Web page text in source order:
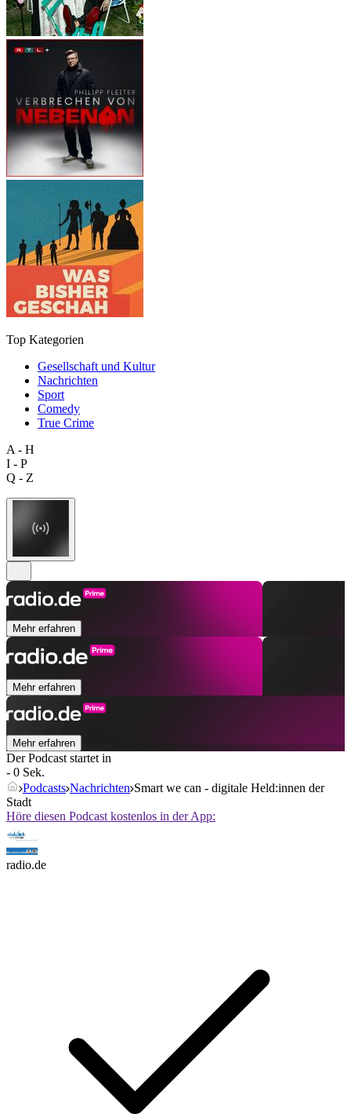
Top Kategorien
Gesellschaft und Kultur
Nachrichten
Sport
Comedy
True Crime
A - H
I - P
Q - Z
Mehr erfahren
Mehr erfahren
Mehr erfahren
Der Podcast startet in
- 0 Sek.
Podcasts Nachrichten Smart we can - digitale Held:innen der
Stadt
Höre diesen Podcast kostenlos in der App:
radio.de